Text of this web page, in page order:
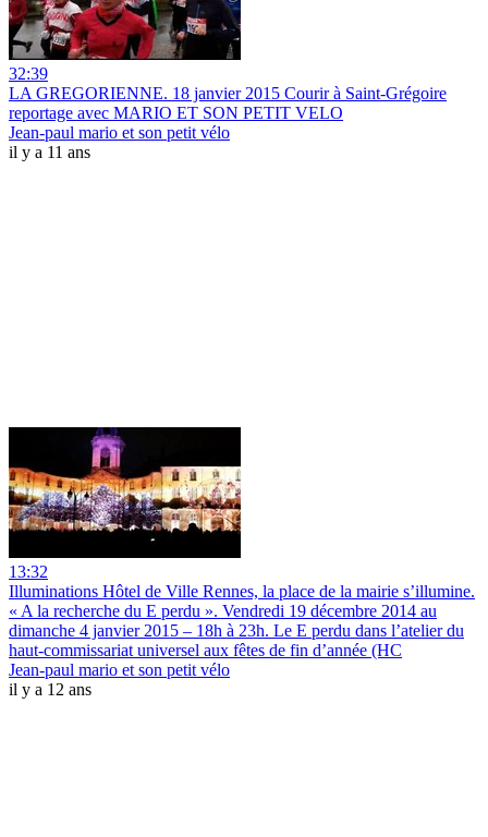
32:39
LA GREGORIENNE. 18 janvier 2015 Courir à Saint-Grégoire
reportage avec MARIO ET SON PETIT VELO
Jean-paul mario et son petit vélo
il y a 11 ans
13:32
Illuminations Hôtel de Ville Rennes, la place de la mairie s’illumine.
« A la recherche du E perdu ». Vendredi 19 décembre 2014 au
dimanche 4 janvier 2015 – 18h à 23h. Le E perdu dans l’atelier du
haut-commissariat universel aux fêtes de fin d’année (HC
Jean-paul mario et son petit vélo
il y a 12 ans